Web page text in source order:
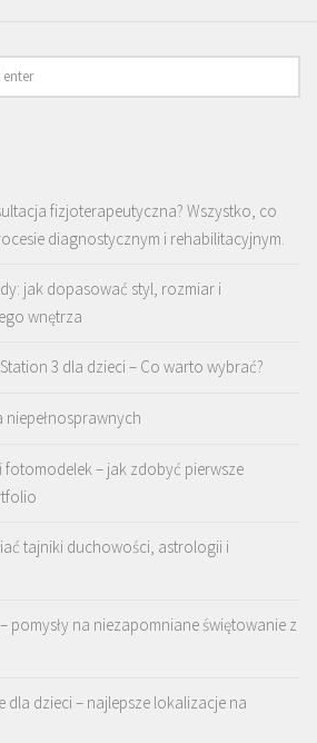
fizjoterapeutyczna? Wszystko, co
diagnostycznym i rehabilitacyjnym.
jak dopasować styl, rozmiar i
wnętrza
3 dla dzieci – Co warto wybrać?
fotomodelek – jak zdobyć pierwsze
tajniki duchowości, astrologii i
pomysły na niezapomniane świętowanie z
dla dzieci – najlepsze lokalizacje na